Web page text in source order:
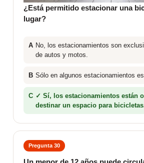
¿Está permitido estacionar una
lugar?
A No, los estacionamientos son
de autos y motos.
B Sólo en algunos estacionamientos
C ✓ Sí, los estacionamientos están
destinar un espacio para
Pregunta 30